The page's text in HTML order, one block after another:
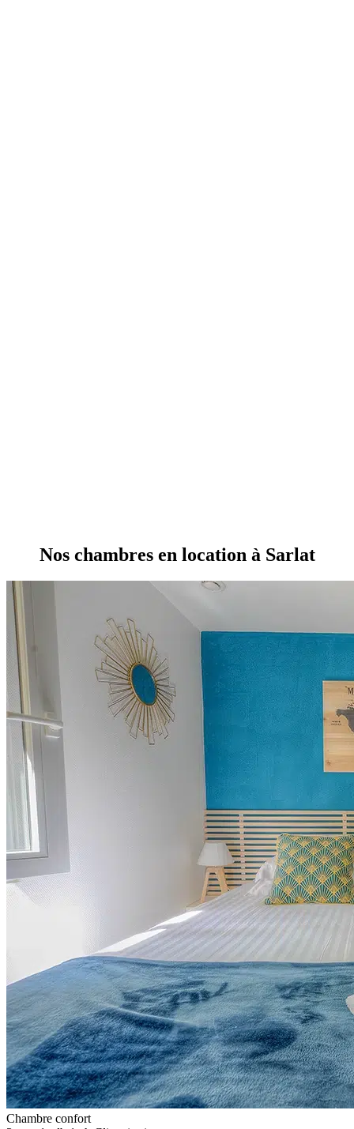
Nos chambres en location à Sarlat
Chambre confort